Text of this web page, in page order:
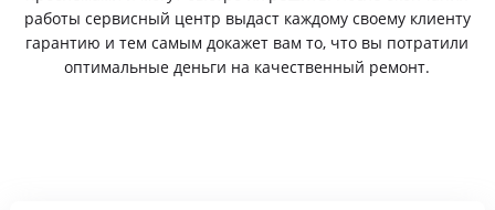
работы сервисный центр выдаст каждому своему клиенту
гарантию и тем самым докажет вам то, что вы потратили
оптимальные деньги на качественный ремонт.